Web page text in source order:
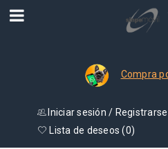
Compra
Iniciar sesión / Registrarse
Lista de deseos (0)